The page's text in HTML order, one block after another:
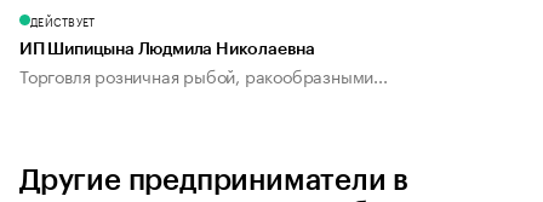
ДЕЙСТВУЕТ
ИП Шипицына Людмила Николаевна
Торговля розничная рыбой, ракообразными...
Другие предприниматели в